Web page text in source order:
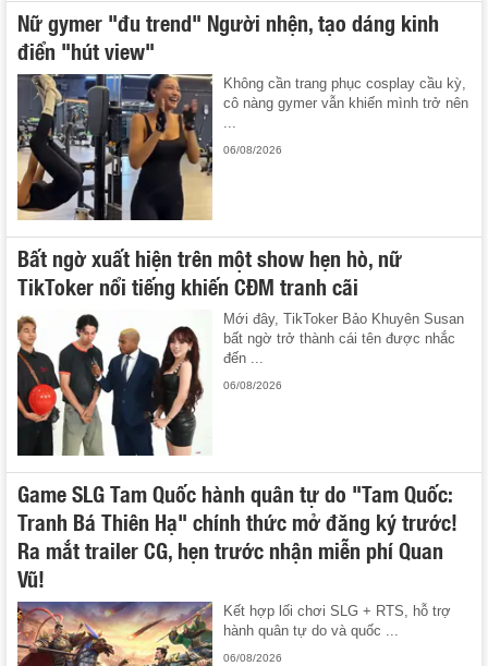
Nữ gymer "đu trend" Người nhện, tạo dáng kinh
điển "hút view"
Không cần trang phục cosplay cầu kỳ,
cô nàng gymer vẫn khiến mình trở nên
06/08/2026
Bất ngờ xuất hiện trên một show hẹn hò, nữ
TikToker nổi tiếng khiến CĐM tranh cãi
Mới đây, TikToker Bảo Khuyên Susan
bất ngờ trở thành cái tên được nhắc
đến ...
06/08/2026
Game SLG Tam Quốc hành quân tự do "Tam Quốc:
Tranh Bá Thiên Hạ" chính thức mở đăng ký trước!
Ra mắt trailer CG, hẹn trước nhận miễn phí Quan
Vũ!
Kết hợp lối chơi SLG + RTS, hỗ trợ
hành quân tự do và quốc ...
06/08/2026